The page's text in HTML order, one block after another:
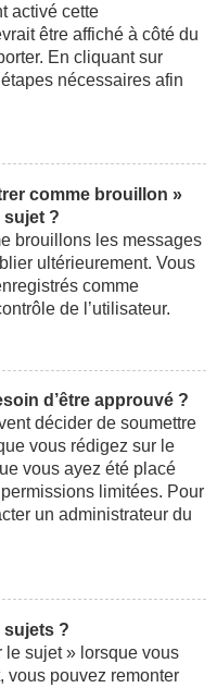
activé cette
être affiché à côté du
En cliquant sur
nécessaires afin
comme brouillon »
sujet ?
brouillons les messages
ultérieurement. Vous
comme
de l’utilisateur.
d’être approuvé ?
décider de soumettre
vous rédigez sur le
vous ayez été placé
limitées. Pour
un administrateur du
sujets ?
le sujet » lorsque vous
vous pouvez remonter